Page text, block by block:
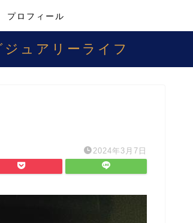
プロフィール
ジュアリーライフ
2024年3月7日